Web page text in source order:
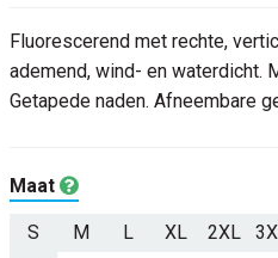
Fluorescerend met rechte,
ademend, wind- en waterdicht.
Getapede naden. Afneembare
Maat
S M L XL 2XL